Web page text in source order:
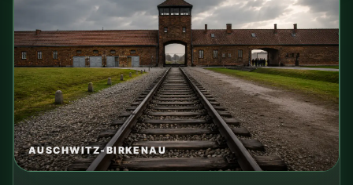
visita o escursione
DISTANZA DAL CAMPING
in base al percorso
TRASPORTO
tram, auto o tour